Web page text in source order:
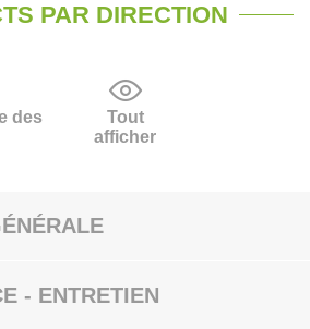
PAR DIRECTION
des
Tout
afficher
- ENTRETIEN